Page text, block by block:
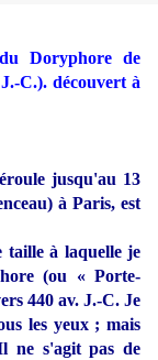
Doryphore de
C.). découvert à
jusqu'au 13
à Paris, est
taille à laquelle je
(ou « Porte-
440 av. J.-C. Je
les yeux ; mais
ne s'agit pas de